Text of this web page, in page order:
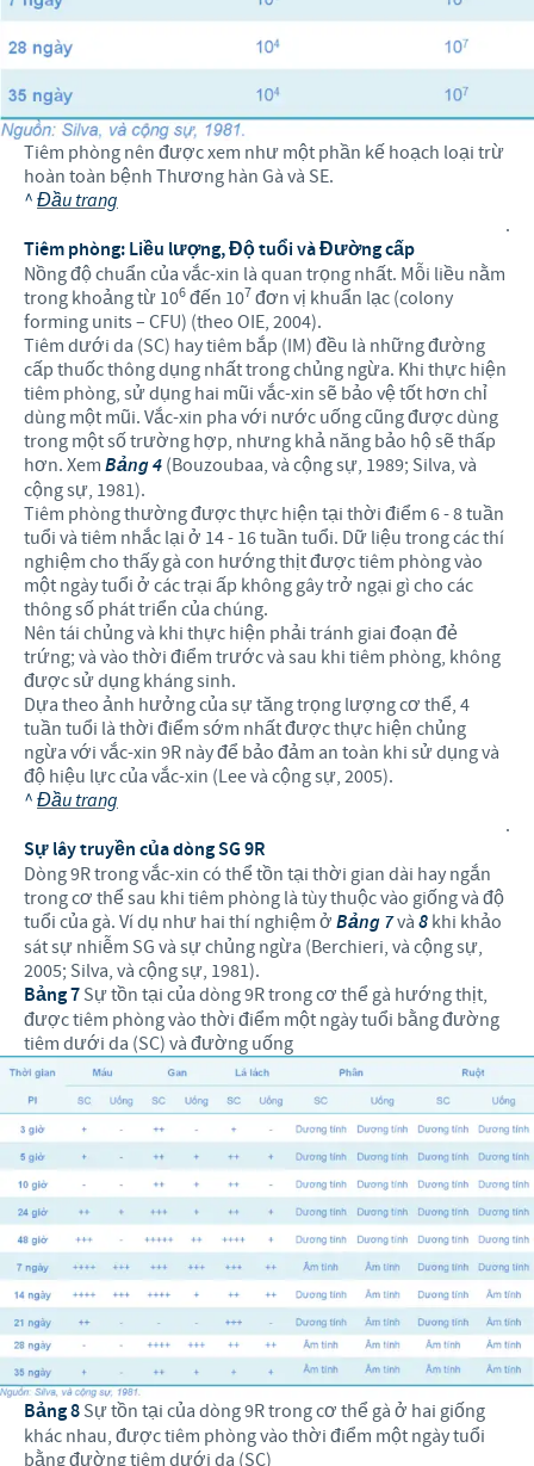
Tiêm phòng nên được xem như một phần kế hoạch loại trừ
hoàn toàn bệnh Thương hàn Gà và SE.
^Đầu trang
.
Tiêm phòng: Liều lượng, Độ tuổi và Đường cấp
Nồng độ chuẩn của vắc-xin là quan trọng nhất. Mỗi liều nằm
trong khoảng từ 106 đến 107 đơn vị khuẩn lạc (colony
forming units – CFU) (theo OIE, 2004).
Tiêm dưới da (SC) hay tiêm bắp (IM) đều là những đường
cấp thuốc thông dụng nhất trong chủng ngừa. Khi thực hiện
tiêm phòng, sử dụng hai mũi vắc-xin sẽ bảo vệ tốt hơn chỉ
dùng một mũi. Vắc-xin pha với nước uống cũng được dùng
trong một số trường hợp, nhưng khả năng bảo hộ sẽ thấp
hơn. Xem Bảng 4 (Bouzoubaa, và cộng sự, 1989; Silva, và
cộng sự, 1981).
Tiêm phòng thường được thực hiện tại thời điểm 6 - 8 tuần
tuổi và tiêm nhắc lại ở 14 - 16 tuần tuổi. Dữ liệu trong các thí
nghiệm cho thấy gà con hướng thịt được tiêm phòng vào
một ngày tuổi ở các trại ấp không gây trở ngại gì cho các
thông số phát triển của chúng.
Nên tái chủng và khi thực hiện phải tránh giai đoạn đẻ
trứng; và vào thời điểm trước và sau khi tiêm phòng, không
được sử dụng kháng sinh.
Dựa theo ảnh hưởng của sự tăng trọng lượng cơ thể, 4
tuần tuổi là thời điểm sớm nhất được thực hiện chủng
ngừa với vắc-xin 9R này để bảo đảm an toàn khi sử dụng và
độ hiệu lực của vắc-xin (Lee và cộng sự, 2005).
^Đầu trang
.
Sự lây truyền của dòng SG 9R
Dòng 9R trong vắc-xin có thể tồn tại thời gian dài hay ngắn
trong cơ thể sau khi tiêm phòng là tùy thuộc vào giống và độ
tuổi của gà. Ví dụ như hai thí nghiệm ở Bảng 7và 8 khi khảo
sát sự nhiễm SG và sự chủng ngừa (Berchieri, và cộng sự,
2005; Silva, và cộng sự, 1981).
Bảng 7 Sự tồn tại của dòng 9R trong cơ thể gà hướng thịt,
được tiêm phòng vào thời điểm một ngày tuổi bằng đường
tiêm dưới da (SC) và đường uống
Bảng 8 Sự tồn tại của dòng 9R trong cơ thể gà ở hai giống
khác nhau, được tiêm phòng vào thời điểm một ngày tuổi
bằng đường tiêm dưới da (SC)